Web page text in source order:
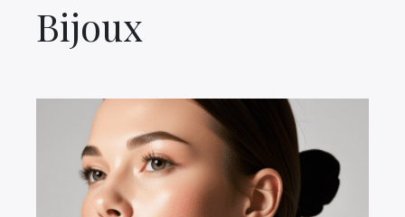
Bijoux